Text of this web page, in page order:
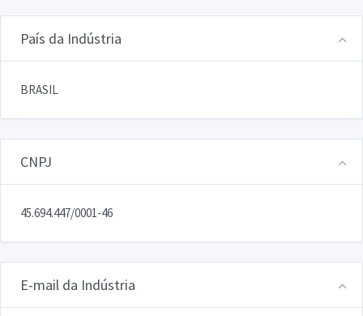
País da Indústria
BRASIL
CNPJ
45.694.447/0001-46
E-mail da Indústria